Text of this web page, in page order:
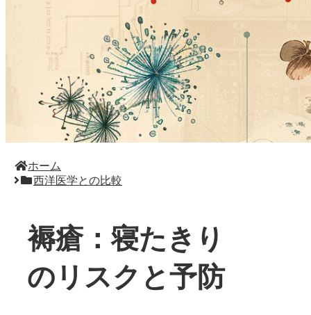
ホーム
西洋医学との比較
褥瘡：寝たきり
のリスクと予防